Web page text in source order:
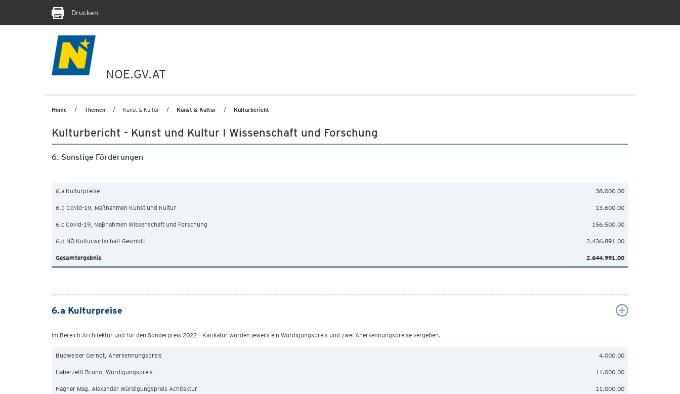
Drucken
NOE.GV.AT
Home Themen Kunst & Kultur Kunst & Kultur Kulturbericht
Kulturbericht - Kunst und Kultur I Wissenschaft und Forschung
6. Sonstige Förderungen
6.a Kulturpreise 38.000,00
6.b Covid-19, Maßnahmen Kunst und Kultur 13.600,00
6.c Covid-19, Maßnahmen Wissenschaft und Forschung 156.500,00
6.d NÖ Kulturwirtschaft GesmbH 2.436.891,00
Gesamtergebnis 2.644.991,00
6.a Kulturpreise
Im Bereich Architektur und für den Sonderpreis 2022 – Karikatur wurden jeweils ein Würdigungspreis und zwei Anerkennungspreise vergeben.
Budweiser Gernot, Anerkennungspreis 4.000,00
Haberzettl Bruno, Würdigungspreis 11.000,00
Hagner Mag. Alexander Würdigungspreis Achitektur 11.000,00